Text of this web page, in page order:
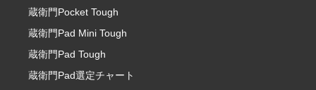
蔵衛門Pocket Tough
蔵衛門Pad Mini Tough
蔵衛門Pad Tough
蔵衛門Pad選定チャート